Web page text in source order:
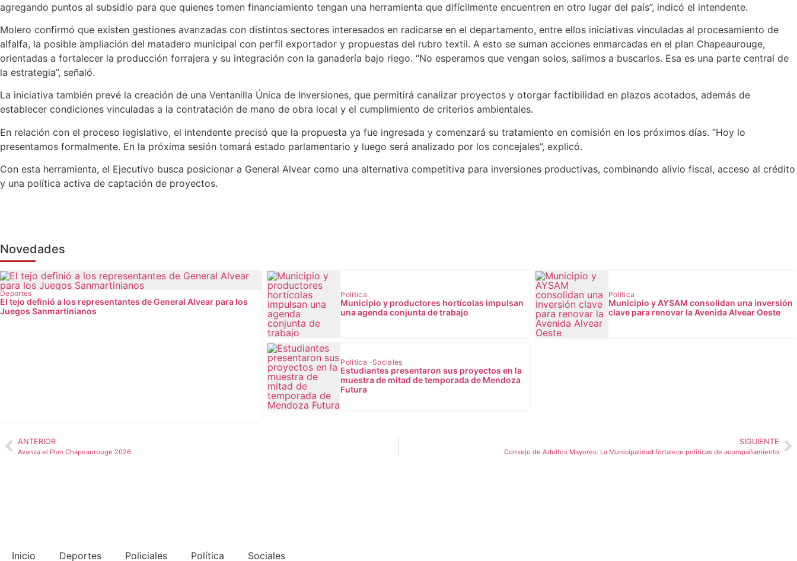
agregando puntos al subsidio para que quienes tomen financiamiento tengan una herramienta que difícilmente encuentren en otro lugar del país”, indicó el intendente.
Molero confirmó que existen gestiones avanzadas con distintos sectores interesados en radicarse en el departamento, entre ellos iniciativas vinculadas al procesamiento de
alfalfa, la posible ampliación del matadero municipal con perfil exportador y propuestas del rubro textil. A esto se suman acciones enmarcadas en el plan Chapeaurouge,
orientadas a fortalecer la producción forrajera y su integración con la ganadería bajo riego. “No esperamos que vengan solos, salimos a buscarlos. Esa es una parte central de
la estrategia”, señaló.
La iniciativa también prevé la creación de una Ventanilla Única de Inversiones, que permitirá canalizar proyectos y otorgar factibilidad en plazos acotados, además de
establecer condiciones vinculadas a la contratación de mano de obra local y el cumplimiento de criterios ambientales.
En relación con el proceso legislativo, el intendente precisó que la propuesta ya fue ingresada y comenzará su tratamiento en comisión en los próximos días. “Hoy lo
presentamos formalmente. En la próxima sesión tomará estado parlamentario y luego será analizado por los concejales”, explicó.
Con esta herramienta, el Ejecutivo busca posicionar a General Alvear como una alternativa competitiva para inversiones productivas, combinando alivio fiscal, acceso al crédito
y una política activa de captación de proyectos.
Novedades
Deportes
El tejo definió a los representantes de General Alvear para los
Juegos Sanmartinianos
Política
Municipio y productores hortícolas impulsan
una agenda conjunta de trabajo
Política
Municipio y AYSAM consolidan una inversión
clave para renovar la Avenida Alvear Oeste
Política Sociales
Estudiantes presentaron sus proyectos en la
muestra de mitad de temporada de Mendoza
Futura
ANTERIOR
Avanza el Plan Chapeaurouge 2026
SIGUIENTE
Consejo de Adultos Mayores: La Municipalidad fortalece políticas de acompañamiento
Inicio Deportes Policiales Política Sociales